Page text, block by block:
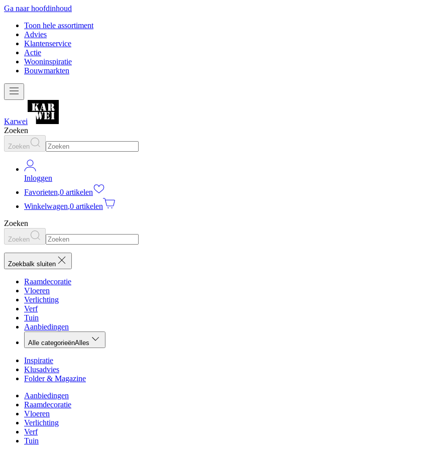
Ga naar hoofdinhoud
Toon hele assortiment
Advies
Klantenservice
Actie
Wooninspiratie
Bouwmarkten
Karwei
Zoeken
Zoeken
Inloggen
Favorieten,0 artikelen
Winkelwagen,0 artikelen
Zoeken
Zoeken
Zoekbalk sluiten
Raamdecoratie
Vloeren
Verlichting
Verf
Tuin
Aanbiedingen
Alle categorieënAlles
Inspiratie
Klusadvies
Folder & Magazine
Aanbiedingen
Raamdecoratie
Vloeren
Verlichting
Verf
Tuin